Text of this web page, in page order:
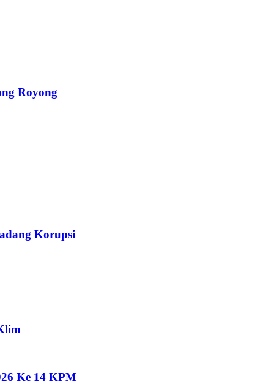
Royong
Korupsi
Ke 14 KPM